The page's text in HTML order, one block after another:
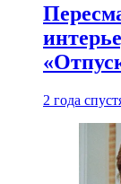
2 года